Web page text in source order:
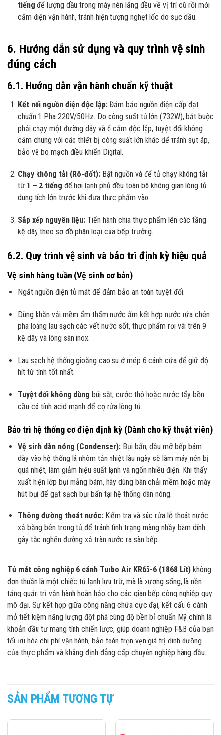
tiếng để lượng dầu trong máy nén lắng đều về vị trí cũ rồi mới
cắm điện vận hành, tránh hiện tượng nghẹt lốc do sục dầu.
6. Hướng dẫn sử dụng và quy trình vệ sinh
đúng cách
6.1. Hướng dẫn vận hành chuẩn kỹ thuật
Kết nối nguồn điện độc lập:Đảm bảo nguồn điện cấp đạt
chuẩn 1 Pha 220V/50Hz. Do công suất tủ lớn (732W), bắt buộc
phải chạy một đường dây và ổ cắm độc lập, tuyệt đối không
cắm chung với các thiết bị công suất lớn khác để tránh sụt áp,
bảo vệ bo mạch điều khiển Digital.
Chạy không tải (Rô-đốt):Bật nguồn và để tủ chạy không tải
từ 1 – 2 tiếng để hơi lạnh phủ đều toàn bộ không gian lòng tủ
dung tích lớn trước khi đưa thực phẩm vào.
Sắp xếp nguyên liệu:Tiến hành chia thực phẩm lên các tầng
kệ dây theo sơ đồ phân loại của bếp trưởng.
6.2. Quy trình vệ sinh và bảo trì định kỳ hiệu quả
Vệ sinh hàng tuần (Vệ sinh cơ bản)
Ngắt nguồn điện tủ mát để đảm bảo an toàn tuyệt đối.
Dùng khăn vải mềm ẩm thấm nước ấm kết hợp nước rửa chén
pha loãng lau sạch các vết nước sốt, thực phẩm rơi vãi trên 9
kệ dây và lòng sàn inox.
Lau sạch hệ thống gioăng cao su ở mép 6 cánh cửa để giữ độ
hít từ tính tốt nhất.
Tuyệt đối không dùng búi sắt, cước thô hoặc nước tẩy bồn
cầu có tính acid mạnh để cọ rửa lòng tủ.
Bảo trì hệ thống cơ điện định kỳ (Dành cho kỹ thuật viên)
Vệ sinh dàn nóng (Condenser):Bụi bẩn, dầu mỡ bếp bám
dày vào hệ thống lá nhôm tản nhiệt lâu ngày sẽ làm máy nén bị
quá nhiệt, làm giảm hiệu suất lạnh và ngốn nhiều điện. Khi thấy
xuất hiện lớp bụi mảng bám, hãy dùng bàn chải mềm hoặc máy
hút bụi để gạt sạch bụi bẩn tại hệ thống dàn nóng.
Thông đường thoát nước:Kiểm tra và súc rửa lỗ thoát nước
xả băng bên trong tủ để tránh tình trạng màng nhầy bám dính
gây tắc nghẽn đường xả tràn nước ra sàn bếp.
Tủ mát công nghiệp 6 cánh Turbo Air KR65-6 (1868 Lít) không
đơn thuần là một chiếc tủ lạnh lưu trữ, mà là xương sống, là nền
tảng quản trị vận hành hoàn hảo cho các gian bếp công nghiệp quy
mô đại. Sự kết hợp giữa công năng chứa cực đại, kết cấu 6 cánh
mở tiết kiệm năng lượng đột phá cùng độ bền bỉ chuẩn Mỹ chính là
khoản đầu tư mang tính chiến lược, giúp doanh nghiệp F&B của bạn
tối ưu hóa chi phí vận hành, bảo toàn trọn vẹn giá trị dinh dưỡng
của thực phẩm và khẳng định đẳng cấp chuyên nghiệp hàng đầu.
SẢN PHẨM TƯƠNG TỰ